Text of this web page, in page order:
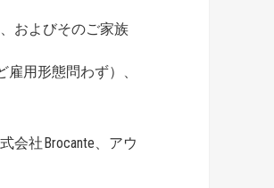
およびそのご家族
用形態問わず）、
会社Brocante、アウ